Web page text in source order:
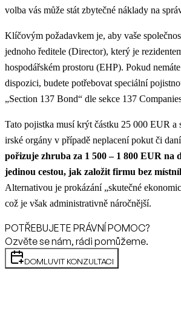
volba vás může stát zbytečné náklady na
Klíčovým požadavkem je, aby vaše
jednoho ředitele (Director), který je
hospodářském prostoru (EHP). Pokud
dispozici, budete potřebovat speciální
„Section 137 Bond“ dle sekce 137
Tato pojistka musí krýt částku 25 000 EUR a
irské orgány v případě neplacení pokut či
pořizuje zhruba za 1 500 – 1 800 EUR na
jedinou cestou, jak založit firmu bez
Alternativou je prokázání „skutečné
což je však administrativně náročnější.
POTŘEBUJETE PRÁVNÍ POMOC?
Ozvěte se nám, rádi pomůžeme.
DOMLUVIT KONZULTACI